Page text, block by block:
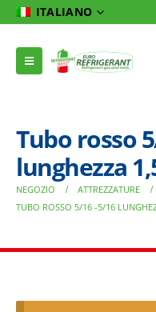
ITALIANO
Tubo rosso
lunghezza
NEGOZIO
ATTREZZATURE
TUBO ROSSO 5/16 -5/16